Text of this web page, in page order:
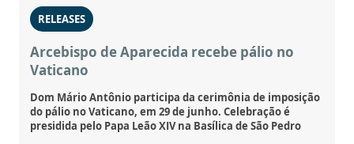
RELEASES
Arcebispo de Aparecida recebe pálio no
Vaticano
Dom Mário Antônio participa da cerimônia de imposição
do pálio no Vaticano, em 29 de junho. Celebração é
presidida pelo Papa Leão XIV na Basílica de São Pedro